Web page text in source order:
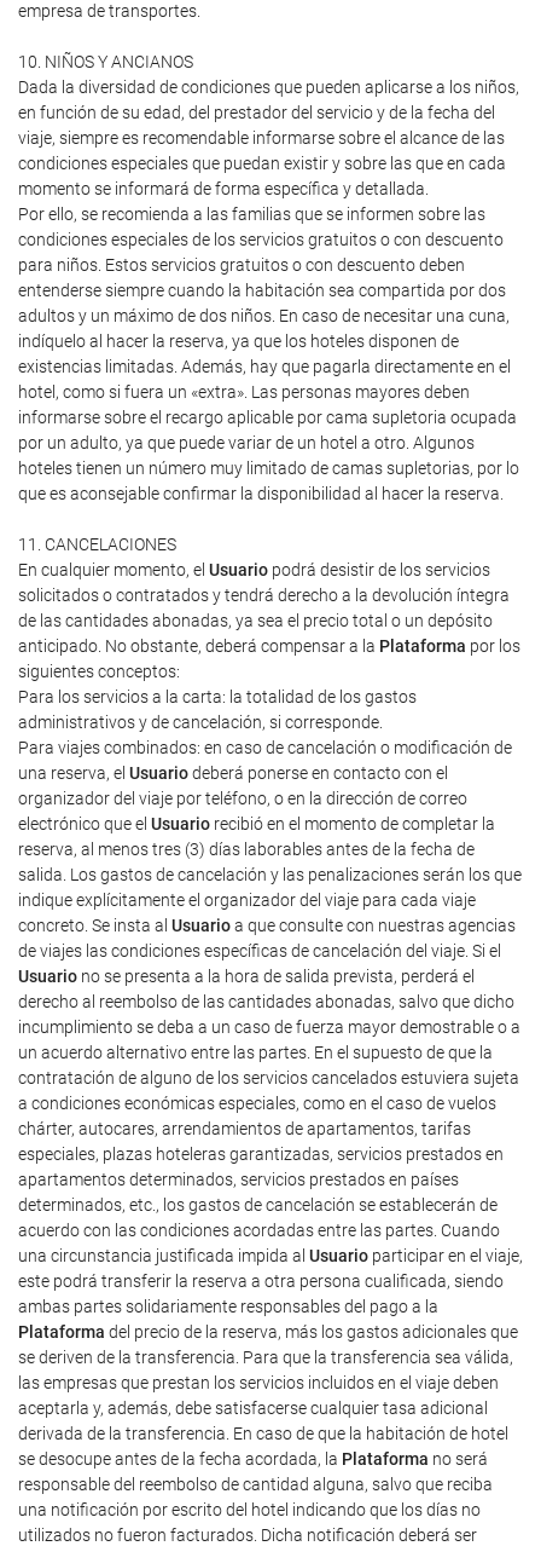
empresa de transportes.
10. NIÑOS Y ANCIANOS
Dada la diversidad de condiciones que pueden aplicarse a los niños,
en función de su edad, del prestador del servicio y de la fecha del
viaje, siempre es recomendable informarse sobre el alcance de las
condiciones especiales que puedan existir y sobre las que en cada
momento se informará de forma específica y detallada.
Por ello, se recomienda a las familias que se informen sobre las
condiciones especiales de los servicios gratuitos o con descuento
para niños. Estos servicios gratuitos o con descuento deben
entenderse siempre cuando la habitación sea compartida por dos
adultos y un máximo de dos niños. En caso de necesitar una cuna,
indíquelo al hacer la reserva, ya que los hoteles disponen de
existencias limitadas. Además, hay que pagarla directamente en el
hotel, como si fuera un «extra». Las personas mayores deben
informarse sobre el recargo aplicable por cama supletoria ocupada
por un adulto, ya que puede variar de un hotel a otro. Algunos
hoteles tienen un número muy limitado de camas supletorias, por lo
que es aconsejable confirmar la disponibilidad al hacer la reserva.
11. CANCELACIONES
En cualquier momento, el Usuario podrá desistir de los servicios
solicitados o contratados y tendrá derecho a la devolución íntegra
de las cantidades abonadas, ya sea el precio total o un depósito
anticipado. No obstante, deberá compensar a la Plataforma por los
siguientes conceptos:
Para los servicios a la carta: la totalidad de los gastos
administrativos y de cancelación, si corresponde.
Para viajes combinados: en caso de cancelación o modificación de
una reserva, el Usuariodeberá ponerse en contacto con el
organizador del viaje por teléfono, o en la dirección de correo
electrónico que el Usuario recibió en el momento de completar la
reserva, al menos tres (3) días laborables antes de la fecha de
salida. Los gastos de cancelación y las penalizaciones serán los que
indique explícitamente el organizador del viaje para cada viaje
concreto. Se insta al Usuarioa que consulte con nuestras agencias
de viajes las condiciones específicas de cancelación del viaje. Si el
Usuario no se presenta a la hora de salida prevista, perderá el
derecho al reembolso de las cantidades abonadas, salvo que dicho
incumplimiento se deba a un caso de fuerza mayor demostrable o a
un acuerdo alternativo entre las partes. En el supuesto de que la
contratación de alguno de los servicios cancelados estuviera sujeta
a condiciones económicas especiales, como en el caso de vuelos
chárter, autocares, arrendamientos de apartamentos, tarifas
especiales, plazas hoteleras garantizadas, servicios prestados en
apartamentos determinados, servicios prestados en países
determinados, etc., los gastos de cancelación se establecerán de
acuerdo con las condiciones acordadas entre las partes. Cuando
una circunstancia justificada impida al Usuario participar en el viaje,
este podrá transferir la reserva a otra persona cualificada, siendo
ambas partes solidariamente responsables del pago a la
Plataforma del precio de la reserva, más los gastos adicionales que
se deriven de la transferencia. Para que la transferencia sea válida,
las empresas que prestan los servicios incluidos en el viaje deben
aceptarla y, además, debe satisfacerse cualquier tasa adicional
derivada de la transferencia. En caso de que la habitación de hotel
se desocupe antes de la fecha acordada, la Plataforma no será
responsable del reembolso de cantidad alguna, salvo que reciba
una notificación por escrito del hotel indicando que los días no
utilizados no fueron facturados. Dicha notificación deberá ser